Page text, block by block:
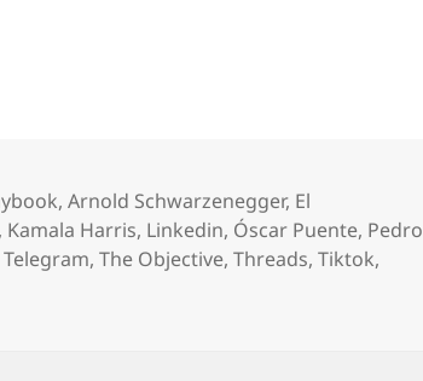
,Arnold Schwarzenegger, El
, Kamala Harris, Linkedin, Óscar Puente, Pedro
Telegram,The Objective,Threads,Tiktok,